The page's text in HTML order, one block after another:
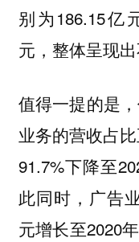
别为186.15亿
元，整体呈现出
值得一提的是
业务的营收占
91.7%下降至
此同时，广告
元增长至2020